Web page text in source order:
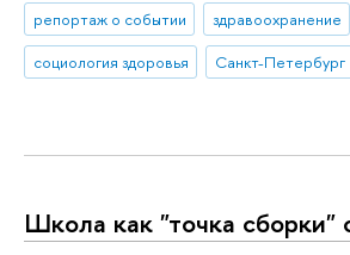
репортаж о событии
здравоохранение
социология здоровья
Санкт-Петербург
Школа как "точка сборки"